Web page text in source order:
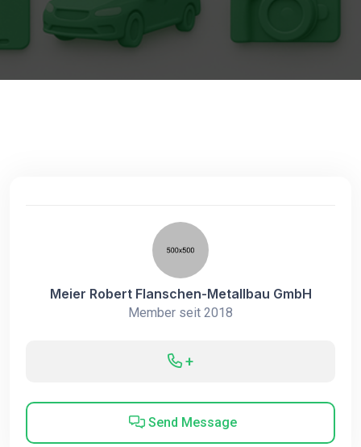
Meier Robert Flanschen-Metallbau GmbH
Member seit 2018
+
Send Message